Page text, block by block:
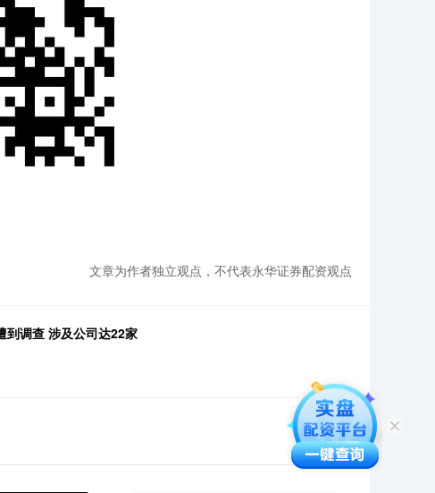
文章为作者独立观点，不代表永华证券配资观点
到调查 涉及公司达22家